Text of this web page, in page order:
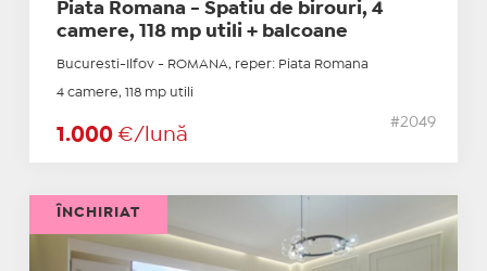
Piata Romana - Spatiu de birouri, 4
camere, 118 mp utili + balcoane
Bucuresti-Ilfov - ROMANA, reper: Piata Romana
4 camere, 118 mp utili
1.000 €/lună
#2049
ÎNCHIRIAT